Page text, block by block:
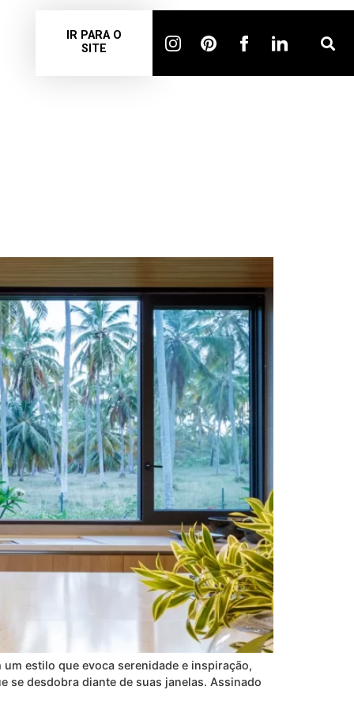
IR PARA O
SITE
estilo que evoca serenidade e inspiração,
se desdobra diante de suas janelas. Assinado